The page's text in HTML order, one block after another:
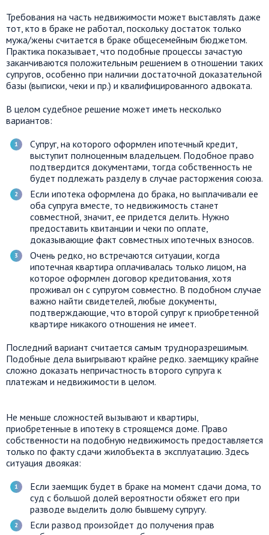
Требования на часть недвижимости может выставлять даже
тот, кто в браке не работал, поскольку достаток только
мужа/жены считается в браке общесемейным бюджетом.
Практика показывает, что подобные процессы зачастую
заканчиваются положительным решением в отношении таких
супругов, особенно при наличии достаточной доказательной
базы (выписки, чеки и пр.) и квалифицированного адвоката.
В целом судебное решение может иметь несколько
вариантов:
Супруг, на которого оформлен ипотечный кредит,
выступит полноценным владельцем. Подобное право
подтвердится документами, тогда собственность не
будет подлежать разделу в случае расторжения союза.
Если ипотека оформлена до брака, но выплачивали ее
оба супруга вместе, то недвижимость станет
совместной, значит, ее придется делить. Нужно
предоставить квитанции и чеки по оплате,
доказывающие факт совместных ипотечных взносов.
Очень редко, но встречаются ситуации, когда
ипотечная квартира оплачивалась только лицом, на
которое оформлен договор кредитования, хотя
проживал он с супругом совместно. В подобном случае
важно найти свидетелей, любые документы,
подтверждающие, что второй супруг к приобретенной
квартире никакого отношения не имеет.
Последний вариант считается самым трудноразрешимым.
Подобные дела выигрывают крайне редко. заемщику крайне
сложно доказать непричастность второго супруга к
платежам и недвижимости в целом.
Не меньше сложностей вызывают и квартиры,
приобретенные в ипотеку в строящемся доме. Право
собственности на подобную недвижимость предоставляется
только по факту сдачи жилобъекта в эксплуатацию. Здесь
ситуация двоякая:
Если заемщик будет в браке на момент сдачи дома, то
суд с большой долей вероятности обяжет его при
разводе выделить долю бывшему супругу.
Если развод произойдет до получения прав